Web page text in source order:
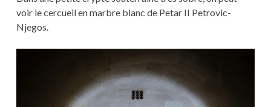
voir le cercueil en marbre blanc de Petar II Petrovic-
Njegos.